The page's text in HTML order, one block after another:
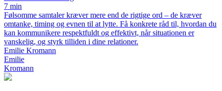
7 min
Følsomme samtaler kræver mere end de rigtige ord – de kræver
omtanke, timing og evnen til at lytte. Få konkrete råd til, hvordan du
kan kommunikere respektfuldt og effektivt, når situationen er
vanskelig, og styrk tilliden i dine relationer.
Emilie Kromann
Emilie
Kromann